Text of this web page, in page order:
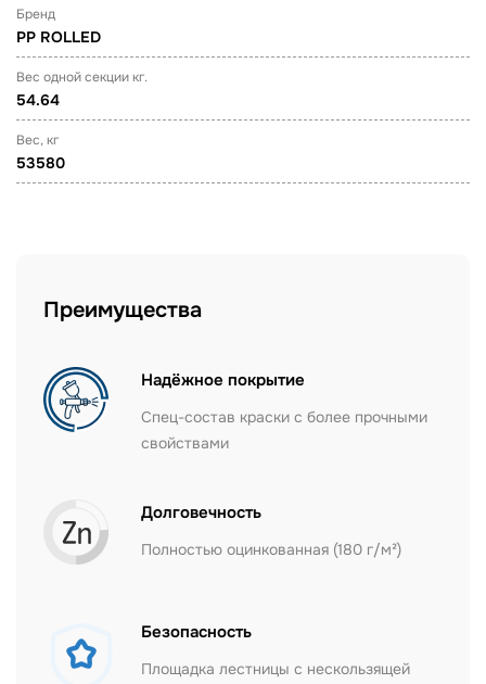
Бренд
PP ROLLED
Вес одной секции кг.
54.64
Вес, кг
53580
Преимущества
Надёжное покрытие
Спец-состав краски с более прочными
свойствами
Долговечность
Полностью оцинкованная (180 г/м²)
Безопасность
Площадка лестницы с нескользящей